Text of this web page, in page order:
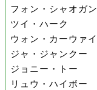
フォン・シャオガン
ツイ・ハーク
ウォン・カーウァイ
ジャ・ジャンクー
ジョニー・トー
リュウ・ハイボー